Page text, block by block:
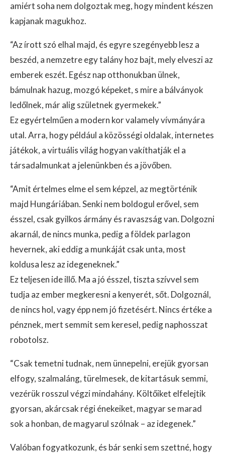
amiért soha nem dolgoztak meg, hogy mindent készen
kapjanak magukhoz.
“Az írott szó elhal majd, és egyre szegényebb lesz a
beszéd, a nemzetre egy talány hoz bajt, mely elveszi az
emberek eszét. Egész nap otthonukban ülnek,
bámulnak hazug, mozgó képeket, s mire a bálványok
ledőlnek, már alig születnek gyermekek.”
Ez egyértelműen a modern kor valamely vívmányára
utal. Arra, hogy például a közösségi oldalak, internetes
játékok, a virtuális világ hogyan vakíthatják el a
társadalmunkat a jelenünkben és a jövőben.
“Amit értelmes elme el sem képzel, az megtörténik
majd Hungáriában. Senki nem boldogul erővel, sem
ésszel, csak gyilkos ármány és ravaszság van. Dolgozni
akarnál, de nincs munka, pedig a földek parlagon
hevernek, aki eddig a munkáját csak unta, most
koldusa lesz az idegeneknek.”
Ez teljesen ide illő. Ma a jó ésszel, tiszta szívvel sem
tudja az ember megkeresni a kenyerét, sőt. Dolgoznál,
de nincs hol, vagy épp nem jó fizetésért. Nincs értéke a
pénznek, mert semmit sem keresel, pedig naphosszat
robotolsz.
“Csak temetni tudnak, nem ünnepelni, erejük gyorsan
elfogy, szalmaláng, türelmesek, de kitartásuk semmi,
vezérük rosszul végzi mindahány. Költőiket elfelejtik
gyorsan, akárcsak régi énekeiket, magyar se marad
sok a honban, de magyarul szólnak – az idegenek.”
Valóban fogyatkozunk, és bár senki sem szettné, hogy